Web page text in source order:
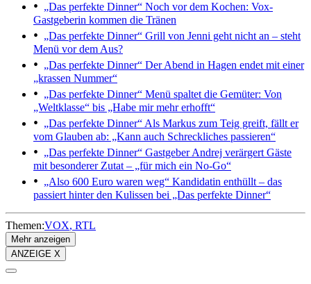
„Das perfekte Dinner“ Noch vor dem Kochen: Vox-
Gastgeberin kommen die Tränen
„Das perfekte Dinner“ Grill von Jenni geht nicht an – steht
Menü vor dem Aus?
„Das perfekte Dinner“ Der Abend in Hagen endet mit einer
„krassen Nummer“
„Das perfekte Dinner“ Menü spaltet die Gemüter: Von
„Weltklasse“ bis „Habe mir mehr erhofft“
„Das perfekte Dinner“ Als Markus zum Teig greift, fällt er
vom Glauben ab: „Kann auch Schreckliches passieren“
„Das perfekte Dinner“ Gastgeber Andrej verärgert Gäste
mit besonderer Zutat – „für mich ein No-Go“
„Also 600 Euro waren weg“ Kandidatin enthüllt – das
passiert hinter den Kulissen bei „Das perfekte Dinner“
Themen:VOX RTL
Mehr anzeigen
ANZEIGE X